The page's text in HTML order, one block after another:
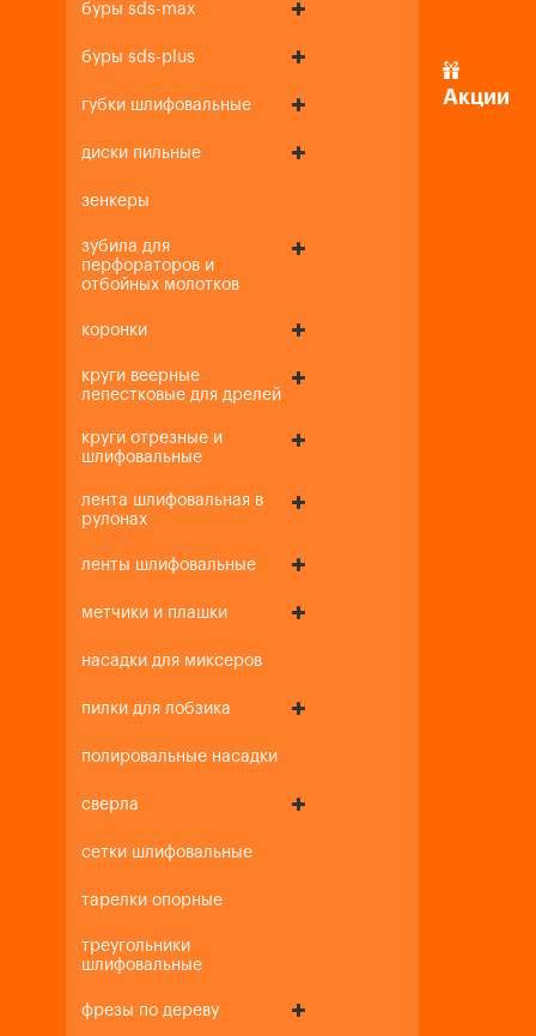
буры sds-max
буры sds-plus
губки шлифовальные
диски пильные
зенкеры
зубила для
перфораторов и
отбойных молотков
коронки
круги веерные
лепестковые для дрелей
круги отрезные и
шлифовальные
лента шлифовальная в
рулонах
ленты шлифовальные
метчики и плашки
насадки для миксеров
пилки для лобзика
полировальные насадки
сверла
сетки шлифовальные
тарелки опорные
треугольники
шлифовальные
фрезы по дереву
Акции